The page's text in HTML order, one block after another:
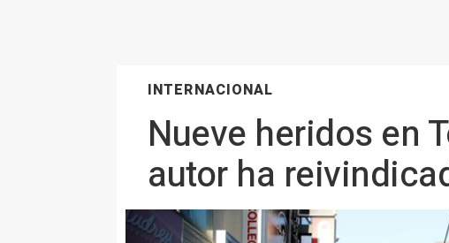
INTERNACIONAL
Nueve heridos en
autor ha